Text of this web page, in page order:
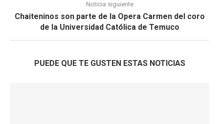
Noticia siguiente
Chaiteninos son parte de la Opera Carmen del coro
de la Universidad Católica de Temuco
PUEDE QUE TE GUSTEN ESTAS NOTICIAS